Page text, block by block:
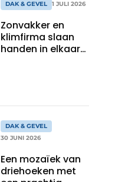
DAK & GEVEL 1 JULI 2026
Zonvakker en
klimfirma slaan
handen in elkaar
DAK & GEVEL
30 JUNI 2026
Een mozaïek van
driehoeken met